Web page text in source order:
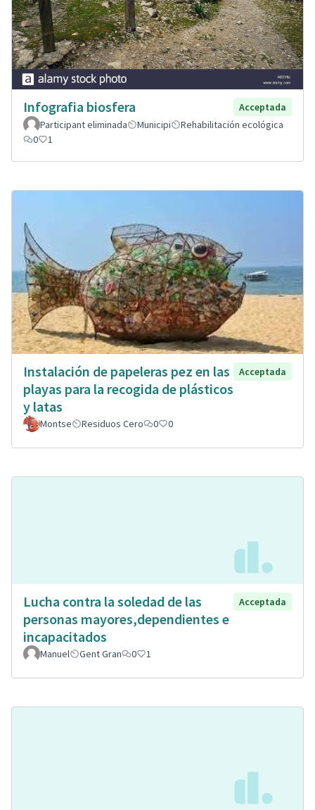
Infografia biosfera
Acceptada
Participant eliminada
Municipi
Rehabilitación ecológica
0
1
Instalación de papeleras pez en las
playas para la recogida de plásticos
y latas
Acceptada
Montse Residuos Cero 0 0
Lucha contra la soledad de las
personas mayores,dependientes e
incapacitados
Acceptada
Manuel Gent Gran 0 1